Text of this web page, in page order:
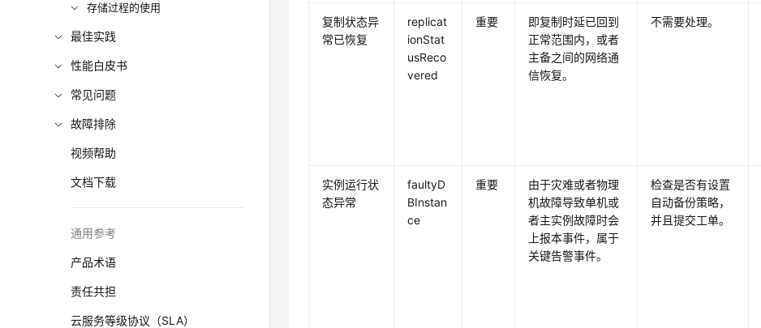
存储过程的使用
最佳实践
性能白皮书
常见问题
故障排除
视频帮助
文档下载
通用参考
产品术语
责任共担
云服务等级协议（SLA）
复制状态异
常已恢复
replicat
ionStat
usReco
vered
重要
即复制时延已回到
正常范围内，或者
主备之间的网络通
信恢复。
不需要处理。
实例运行状
态异常
faultyD
BInstan
ce
重要
由于灾难或者物理
机故障导致单机或
者主实例故障时会
上报本事件，属于
关键告警事件。
检查是否有设置
自动备份策略，
并且提交工单。